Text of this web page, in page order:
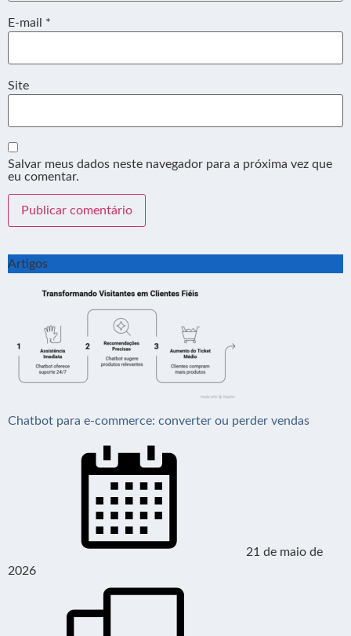
E-mail *
Site
Salvar meus dados neste navegador para a próxima vez que
eu comentar.
Artigos
Chatbot para e-commerce: converter ou perder vendas
21 de maio de
2026